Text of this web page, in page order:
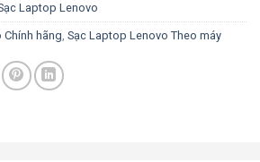
Laptop Lenovo
hãng, Sạc Laptop Lenovo Theo máy